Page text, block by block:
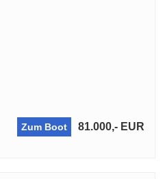
Zum Boot 81.000,- EUR